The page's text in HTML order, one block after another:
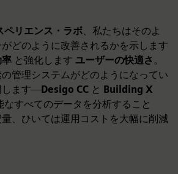
ペリエンス・ラボ 、私たちはそのよ
どのように改善されるかを示します
と強化します ユーザーの快適さ 。
管理システムがどのようになってい
します—Desigo CC と Building X
すべてのデータを分析すること
、ひいては運用コストを大幅に削減